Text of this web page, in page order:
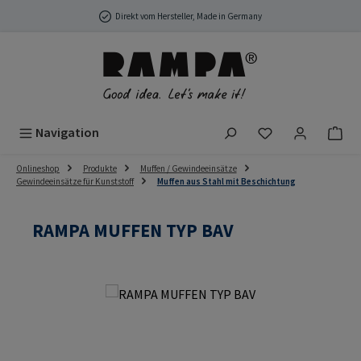
Zum Hauptinhalt springenDirekt vom Hersteller, Made in Germany
Navigation Du hast 0
Onlineshop Produkte
Muffen / Gewindeeinsätze
Gewindeeinsätze für Kunststoff
Muffen aus Stahl mit Beschichtung
RAMPA MUFFEN TYP BAV
Bildergalerie überspringen